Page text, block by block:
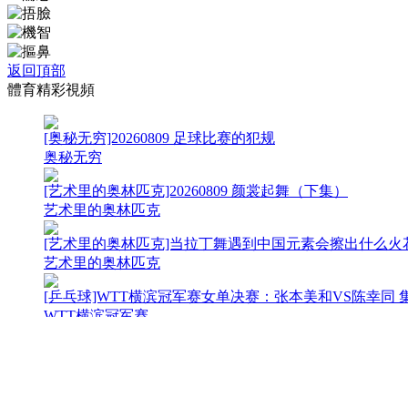
返回頂部
體育精彩視頻
[奥秘无穷]20260809 足球比赛的犯规
奥秘无穷
[艺术里的奥林匹克]20260809 颜裳起舞（下集）
艺术里的奥林匹克
[艺术里的奥林匹克]当拉丁舞遇到中国元素会擦出什么火
艺术里的奥林匹克
[乒乓球]WTT横滨冠军赛女单决赛：张本美和VS陈幸同
WTT横滨冠军赛